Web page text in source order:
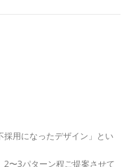
採用になったデザイン」とい
2〜3パターン程ご提案させて